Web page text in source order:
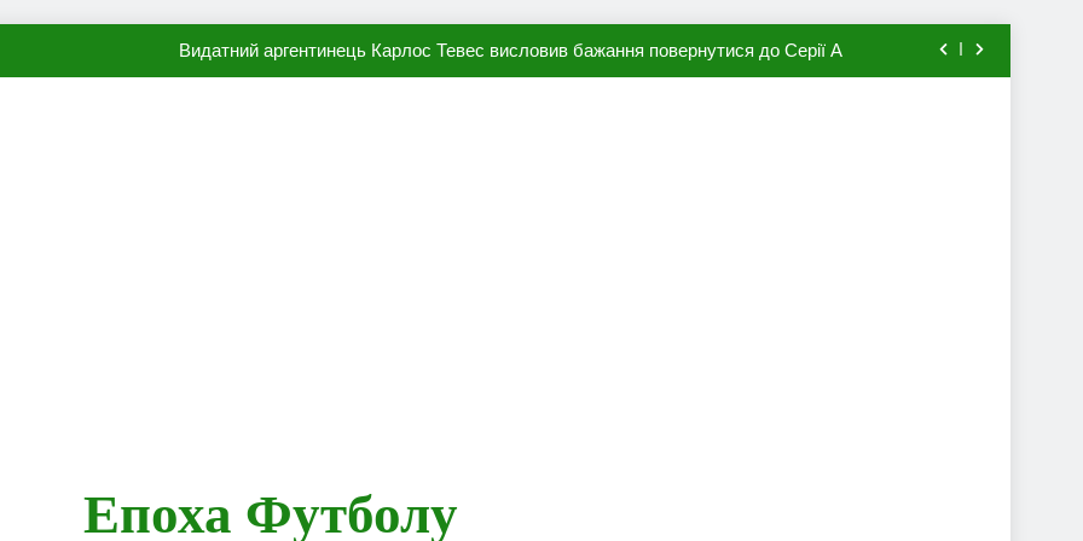
Видатний аргентинець Карлос Тевес висловив бажання повернутися до Серії А
Епоха Футболу